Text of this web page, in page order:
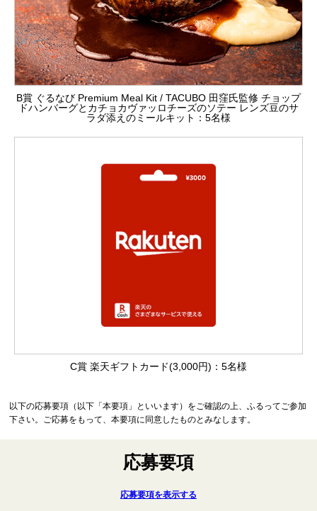
B賞 ぐるなび Premium Meal Kit / TACUBO 田窪氏監修 チョップ
ドハンバーグとカチョカヴァッロチーズのソテー レンズ豆のサ
ラダ添えのミールキット：5名様
C賞 楽天ギフトカード(3,000円)：5名様
以下の応募要項（以下「本要項」といいます）をご確認の上、ふるってご参加
下さい。ご応募をもって、本要項に同意したものとみなします。
応募要項
応募要項を表示する